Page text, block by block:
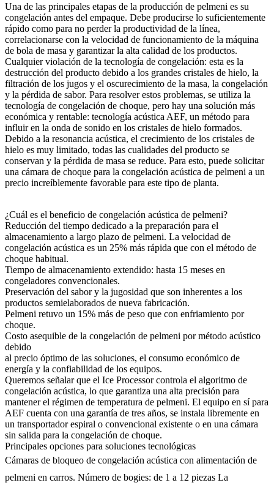
Una de las principales etapas de la producción de pelmeni es su
congelación antes del empaque. Debe producirse lo suficientemente
rápido como para no perder la productividad de la línea,
correlacionarse con la velocidad de funcionamiento de la máquina
de bola de masa y garantizar la alta calidad de los productos.
Cualquier violación de la tecnología de congelación: esta es la
destrucción del producto debido a los grandes cristales de hielo, la
filtración de los jugos y el oscurecimiento de la masa, la congelación
y la pérdida de sabor. Para resolver estos problemas, se utiliza la
tecnología de congelación de choque, pero hay una solución más
económica y rentable: tecnología acústica AEF, un método para
influir en la onda de sonido en los cristales de hielo formados.
Debido a la resonancia acústica, el crecimiento de los cristales de
hielo es muy limitado, todas las cualidades del producto se
conservan y la pérdida de masa se reduce. Para esto, puede solicitar
una cámara de choque para la congelación acústica de pelmeni a un
precio increíblemente favorable para este tipo de planta.
¿Cuál es el beneficio de сongelación acústica de pelmeni?
Reducción del tiempo dedicado a la preparación para el
almacenamiento a largo plazo de pelmeni. La velocidad de
congelación acústica es un 25% más rápida que con el método de
choque habitual.
Tiempo de almacenamiento extendido: hasta 15 meses en
congeladores convencionales.
Preservación del sabor y la jugosidad que son inherentes a los
productos semielaborados de nueva fabricación.
Pelmeni retuvo un 15% más de peso que con enfriamiento por
choque.
Costo asequible de la congelación de pelmeni por método acústico
debido
al precio óptimo de las soluciones, el consumo económico de
energía y la confiabilidad de los equipos.
Queremos señalar que el Ice Processor controla el algoritmo de
congelación acústica, lo que garantiza una alta precisión para
mantener el régimen de temperatura de pelmeni. El equipo en sí para
AEF cuenta con una garantía de tres años, se instala libremente en
un transportador espiral o convencional existente o en una cámara
sin salida para la congelación de choque.
Principales opciones para soluciones tecnológicas
Cámaras de bloqueo de congelación acústica con alimentación de
pelmeni en carros. Número de bogies: de 1 a 12 piezas La